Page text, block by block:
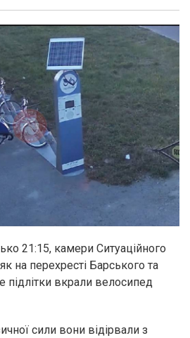
21:15, камери Ситуаційного
на перехресті Барського та
вкрали велосипед
сили вони відірвали з